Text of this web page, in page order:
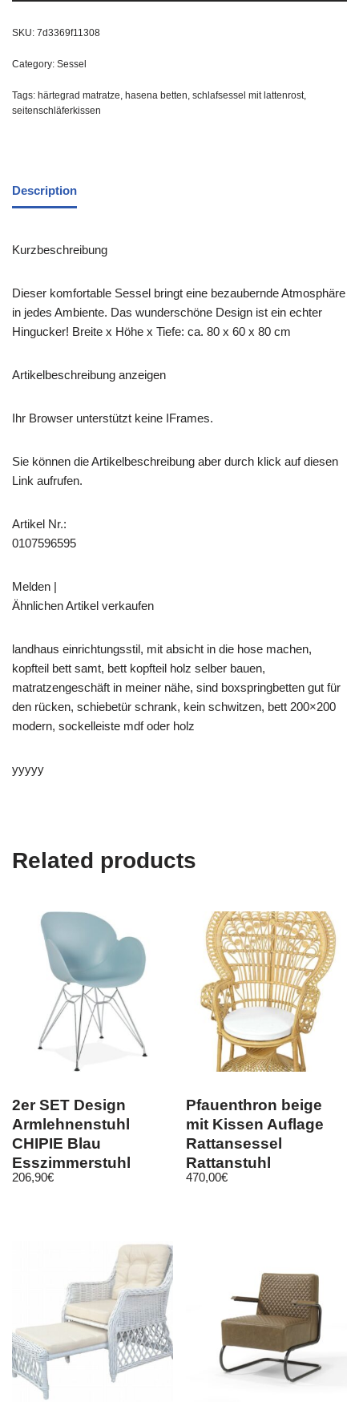
SKU: 7d3369f11308
Category: Sessel
Tags: härtegrad matratze, hasena betten, schlafsessel mit lattenrost,
seitenschläferkissen
Description
Kurzbeschreibung
Dieser komfortable Sessel bringt eine bezaubernde Atmosphäre
in jedes Ambiente. Das wunderschöne Design ist ein echter
Hingucker! Breite x Höhe x Tiefe: ca. 80 x 60 x 80 cm
Artikelbeschreibung anzeigen
Ihr Browser unterstützt keine IFrames.
Sie können die Artikelbeschreibung aber durch klick auf diesen
Link aufrufen.
Artikel Nr.:
0107596595
Melden |
Ähnlichen Artikel verkaufen
landhaus einrichtungsstil, mit absicht in die hose machen,
kopfteil bett samt, bett kopfteil holz selber bauen,
matratzengeschäft in meiner nähe, sind boxspringbetten gut für
den rücken, schiebetür schrank, kein schwitzen, bett 200×200
modern, sockelleiste mdf oder holz
yyyyy
Related products
2er SET Design
Armlehnenstuhl
CHIPIE Blau
Esszimmerstuhl
Stuhl Esszimmer
206,90€
Pfauenthron beige
mit Kissen Auflage
Rattansessel
Rattanstuhl
hochwertig Thron
470,00€